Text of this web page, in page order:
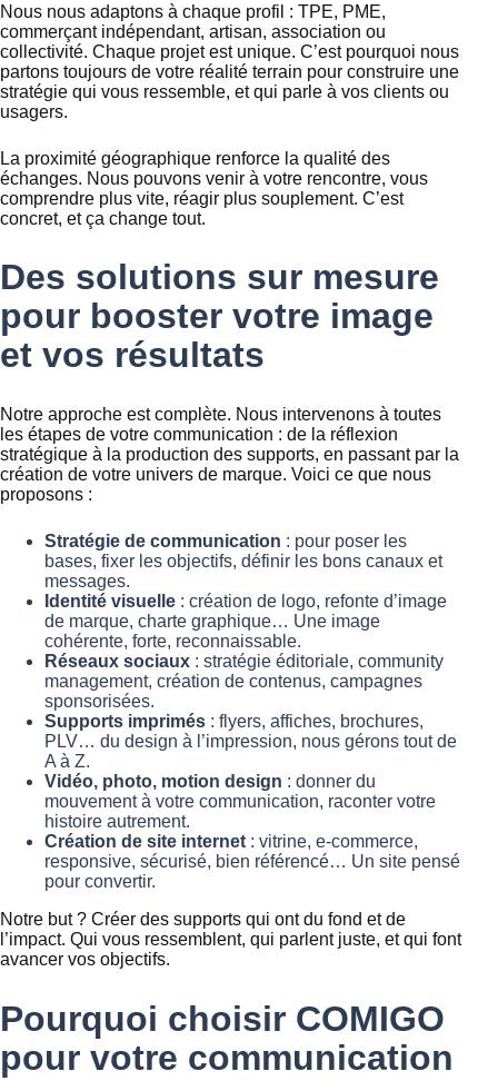
Nous nous adaptons à chaque profil : TPE, PME,
commerçant indépendant, artisan, association ou
collectivité. Chaque projet est unique. C’est pourquoi nous
partons toujours de votre réalité terrain pour construire une
stratégie qui vous ressemble, et qui parle à vos clients ou
usagers.
La proximité géographique renforce la qualité des
échanges. Nous pouvons venir à votre rencontre, vous
comprendre plus vite, réagir plus souplement. C’est
concret, et ça change tout.
Des solutions sur mesure
pour booster votre image
et vos résultats
Notre approche est complète. Nous intervenons à toutes
les étapes de votre communication : de la réflexion
stratégique à la production des supports, en passant par la
création de votre univers de marque. Voici ce que nous
proposons :
Stratégie de communication : pour poser les
bases, fixer les objectifs, définir les bons canaux et
messages.
Identité visuelle : création de logo, refonte d’image
de marque, charte graphique… Une image
cohérente, forte, reconnaissable.
Réseaux sociaux : stratégie éditoriale, community
management, création de contenus, campagnes
sponsorisées.
Supports imprimés : flyers, affiches, brochures,
PLV… du design à l’impression, nous gérons tout de
A à Z.
Vidéo, photo, motion design : donner du
mouvement à votre communication, raconter votre
histoire autrement.
Création de site internet : vitrine, e-commerce,
responsive, sécurisé, bien référencé… Un site pensé
pour convertir.
Notre but ? Créer des supports qui ont du fond et de
l’impact. Qui vous ressemblent, qui parlent juste, et qui font
avancer vos objectifs.
Pourquoi choisir COMIGO
pour votre communication